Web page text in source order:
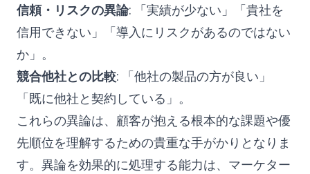
信頼・リスクの異論: 「実績が少ない」「貴社を
信用できない」「導入にリスクがあるのではない
か」。
競合他社との比較: 「他社の製品の方が良い」
「既に他社と契約している」。
これらの異論は、顧客が抱える根本的な課題や優
先順位を理解するための貴重な手がかりとなりま
す。異論を効果的に処理する能力は、マーケター